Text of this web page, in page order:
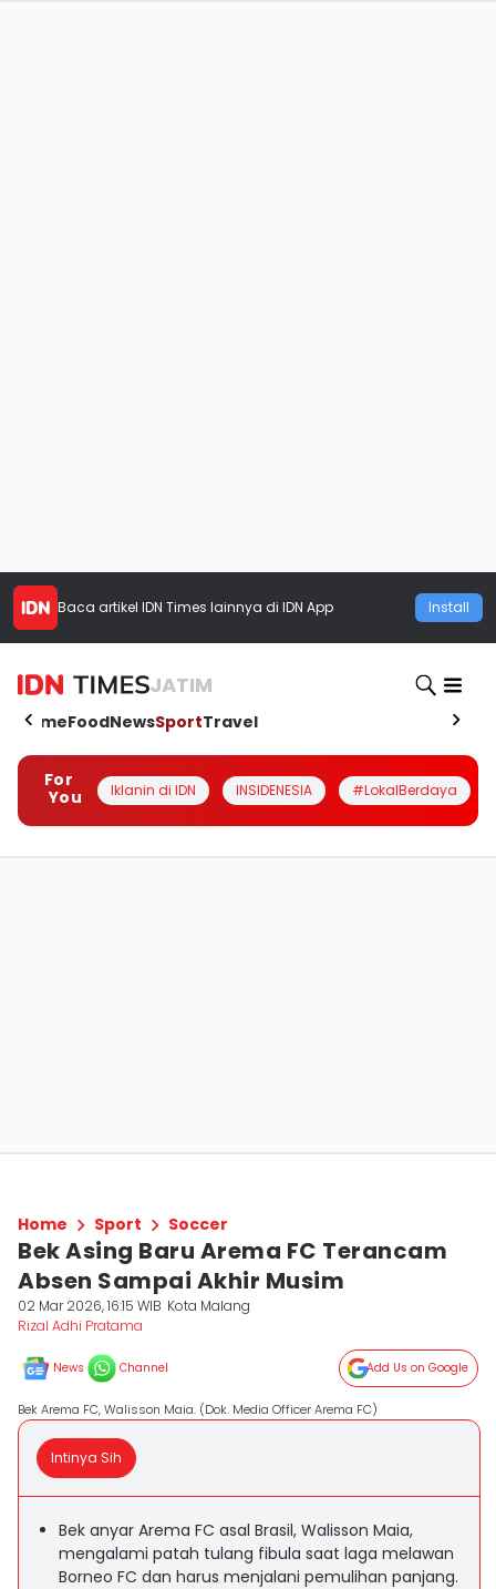
Baca artikel IDN Times lainnya di IDN App Install
JATIM
HomeFoodNewsSportTravel
For
You
Iklanin di IDN INSIDENESIA #LokalBerdaya
Home Sport Soccer
Bek Asing Baru Arema FC Terancam
Absen Sampai Akhir Musim
02 Mar 2026, 16:15 WIB Kota Malang
Rizal Adhi Pratama
News Channel Add Us on Google
Bek Arema FC, Walisson Maia. (Dok. Media Officer Arema FC)
Intinya Sih
Bek anyar Arema FC asal Brasil, Walisson Maia,
mengalami patah tulang fibula saat laga melawan
Borneo FC dan harus menjalani pemulihan panjang.